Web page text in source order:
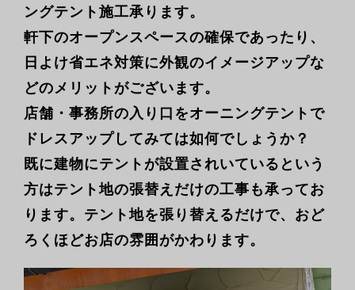
ングテント施工承ります。
軒下のオープンスペースの確保であったり、
日よけ省エネ対策に外観のイメージアップな
どのメリットがございます。
店舗・事務所の入り口をオーニングテントで
ドレスアップしてみては如何でしょうか？
既に建物にテントが設置されいているという
方はテント地の張替えだけの工事も承ってお
ります。テント地を張り替えるだけで、おど
ろくほどお店の雰囲がかわります。